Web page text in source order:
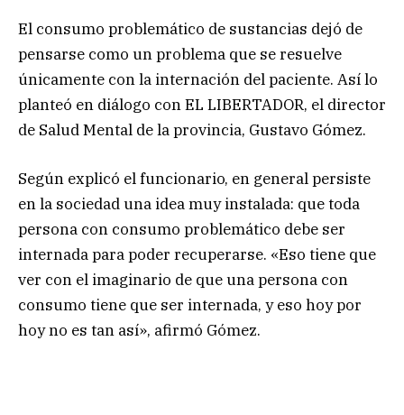
El consumo problemático de sustancias dejó de
pensarse como un problema que se resuelve
únicamente con la internación del paciente. Así lo
planteó en diálogo con EL LIBERTADOR, el director
de Salud Mental de la provincia, Gustavo Gómez.
Según explicó el funcionario, en general persiste
en la sociedad una idea muy instalada: que toda
persona con consumo problemático debe ser
internada para poder recuperarse. «Eso tiene que
ver con el imaginario de que una persona con
consumo tiene que ser internada, y eso hoy por
hoy no es tan así», afirmó Gómez.